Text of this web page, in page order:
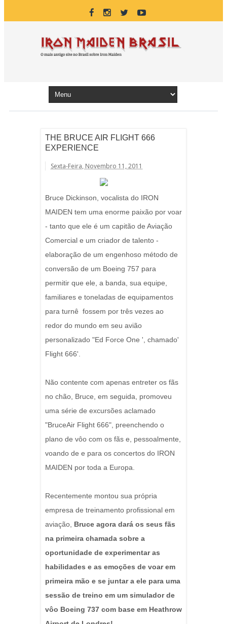
THE BRUCE AIR FLIGHT 666
EXPERIENCE
Sexta-Feira, Novembro 11, 2011
Bruce Dickinson, vocalista do IRON
MAIDEN tem uma enorme paixão por voar
- tanto que ele é um capitão de Aviação
Comercial e um criador de talento -
elaboração de um engenhoso método de
conversão de um Boeing 757 para
permitir que ele, a banda, sua equipe,
familiares e toneladas de equipamentos
para turnê fossem por três vezes ao
redor do mundo em seu avião
personalizado "Ed Force One ', chamado'
Flight 666'.
Não contente com apenas entreter os fãs
no chão, Bruce, em seguida, promoveu
uma série de excursões aclamado
"BruceAir Flight 666", preenchendo o
plano de vôo com os fãs e, pessoalmente,
voando de e para os concertos do IRON
MAIDEN por toda a Europa.
Recentemente montou sua própria
empresa de treinamento profissional em
aviação, Bruce agora dará os seus fãs
na primeira chamada sobre a
oportunidade de experimentar as
habilidades e as emoções de voar em
primeira mão e se juntar a ele para uma
sessão de treino em um simulador de
vôo Boeing 737 com base em Heathrow